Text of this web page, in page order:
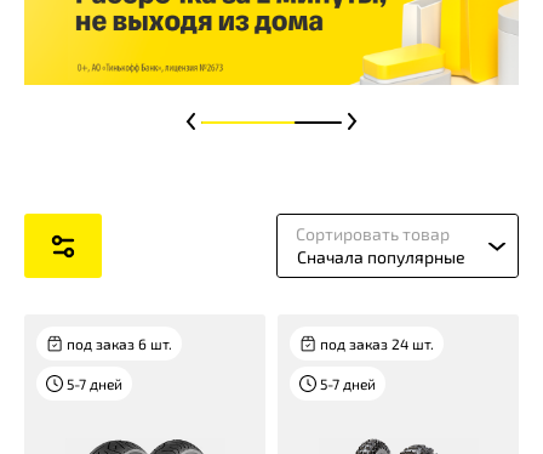
Сортировать товар
Сначала популярные
под заказ 6 шт.
5-7 дней
под заказ 24 шт.
5-7 дней